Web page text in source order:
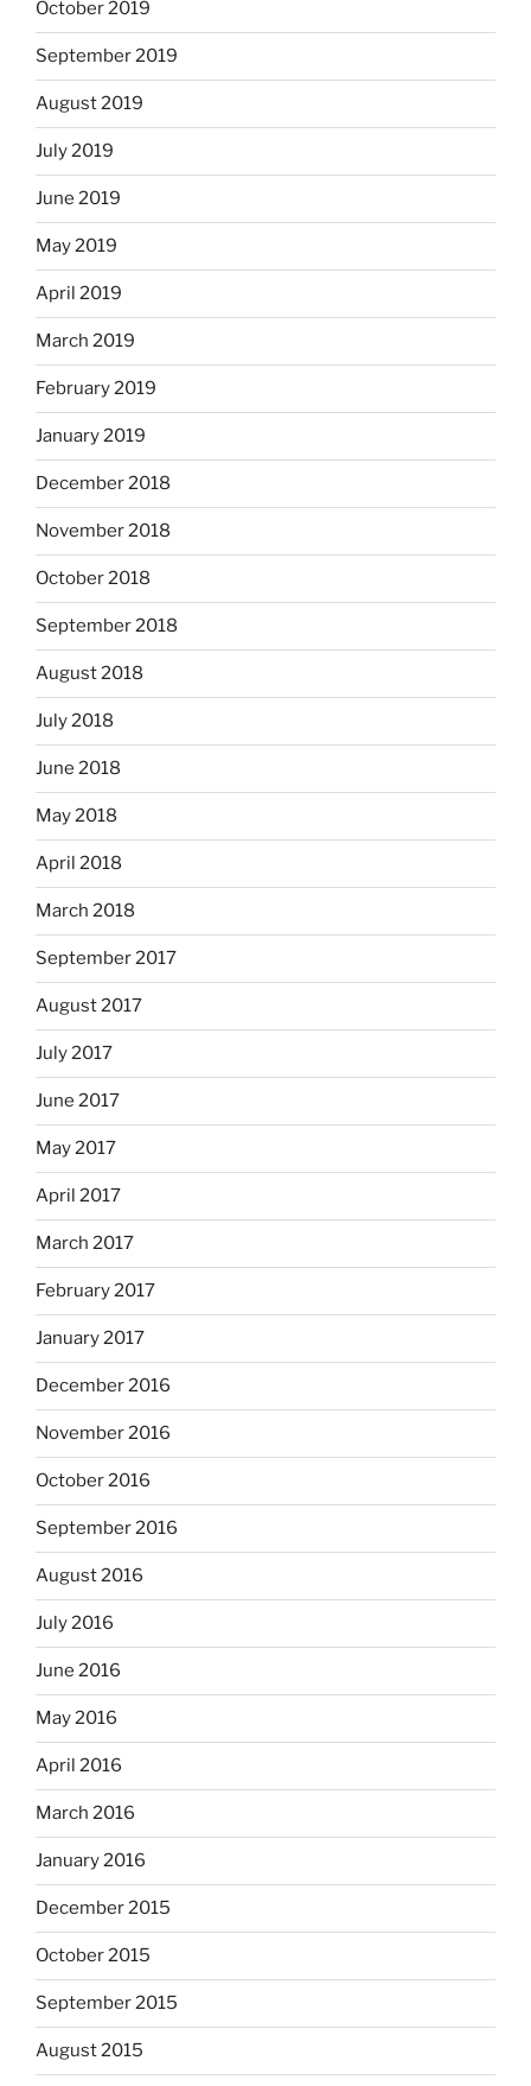
October 2019
September 2019
August 2019
July 2019
June 2019
May 2019
April 2019
March 2019
February 2019
January 2019
December 2018
November 2018
October 2018
September 2018
August 2018
July 2018
June 2018
May 2018
April 2018
March 2018
September 2017
August 2017
July 2017
June 2017
May 2017
April 2017
March 2017
February 2017
January 2017
December 2016
November 2016
October 2016
September 2016
August 2016
July 2016
June 2016
May 2016
April 2016
March 2016
January 2016
December 2015
October 2015
September 2015
August 2015